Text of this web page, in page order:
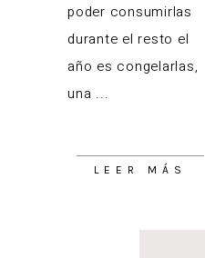
poder consumirlas
durante el resto el
año es congelarlas,
una
LEER MÁS